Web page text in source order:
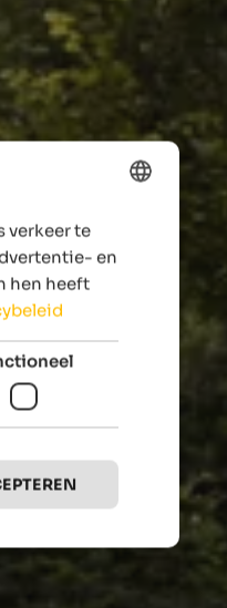
ENGLISH
DUTCH
verkeer te
en
hen heeft